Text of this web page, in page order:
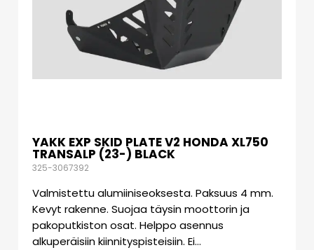
YAKK EXP SKID PLATE V2 HONDA XL750
TRANSALP (23-) BLACK
325-3067392
Valmistettu alumiiniseoksesta. Paksuus 4 mm.
Kevyt rakenne. Suojaa täysin moottorin ja
pakoputkiston osat. Helppo asennus
alkuperäisiin kiinnityspisteisiin. Ei…